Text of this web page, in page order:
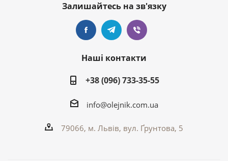
Залишайтесь на зв'язку
Наші контакти
+38 (096) 733-35-55
info@olejnik.com.ua
79066, м. Львів, вул. Ґрунтова, 5